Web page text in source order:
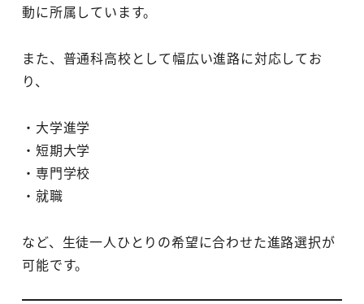
動に所属しています。
また、普通科高校として幅広い進路に対応してお
り、
・大学進学
・短期大学
・専門学校
・就職
など、生徒一人ひとりの希望に合わせた進路選択が
可能です。